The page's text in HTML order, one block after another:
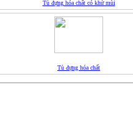
Tủ đựng hóa chất có khử mùi
Tủ đựng hóa chất